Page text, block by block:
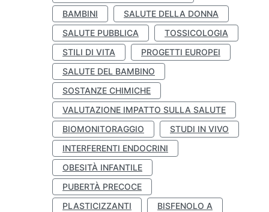
BAMBINI
SALUTE DELLA DONNA
SALUTE PUBBLICA
TOSSICOLOGIA
STILI DI VITA
PROGETTI EUROPEI
SALUTE DEL BAMBINO
SOSTANZE CHIMICHE
VALUTAZIONE IMPATTO SULLA SALUTE
BIOMONITORAGGIO
STUDI IN VIVO
INTERFERENTI ENDOCRINI
OBESITÀ INFANTILE
PUBERTÀ PRECOCE
PLASTICIZZANTI
BISFENOLO A